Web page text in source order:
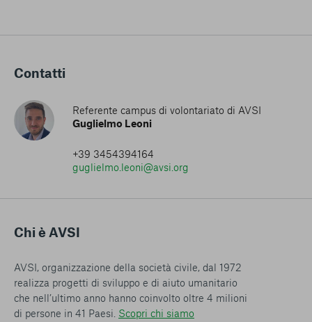
Contatti
Referente campus di volontariato di AVSI
Guglielmo Leoni
+39 3454394164
guglielmo.leoni@avsi.org
Chi è AVSI
AVSI, organizzazione della società civile, dal 1972
realizza progetti di sviluppo e di aiuto umanitario
che nell’ultimo anno hanno coinvolto oltre 4 milioni
di persone in 41 Paesi. Scopri chi siamo